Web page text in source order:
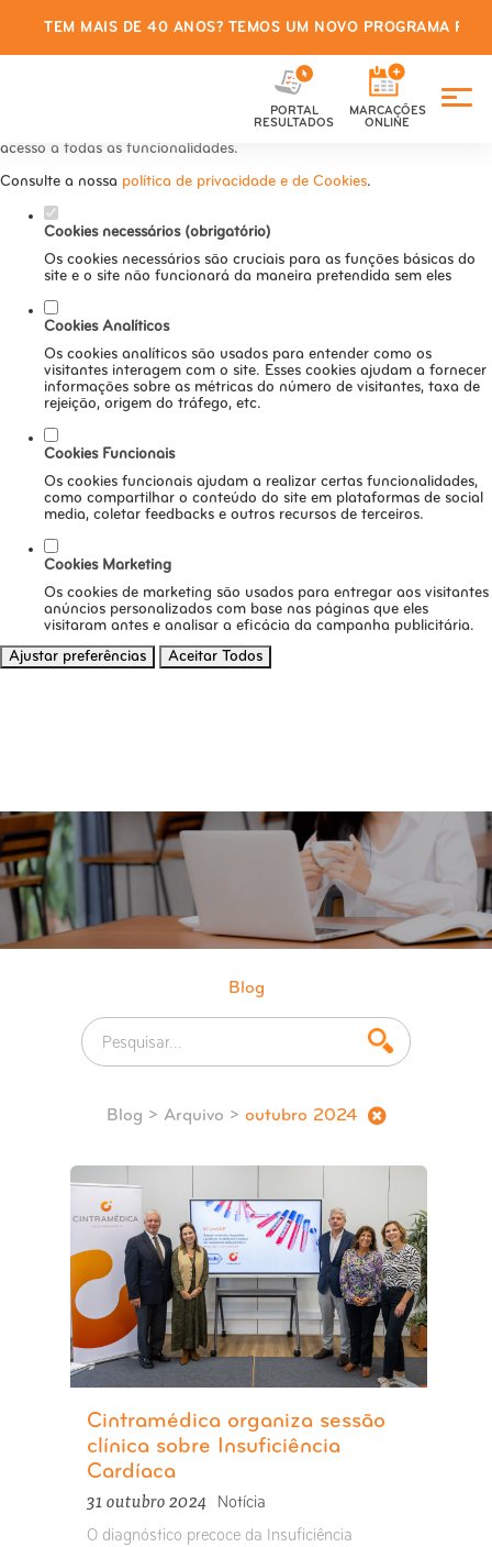
Defina as suas preferências de
cookies para este website.
Este website utiliza cookies estritamente necessários, analíticos e
acesso a todas as funcionalidades.
Consulte a nossa política de privacidade e de Cookies.
Cookies necessários (obrigatório)
Os cookies necessários são cruciais para as funções básicas do
site e o site não funcionará da maneira pretendida sem eles
Cookies Analíticos
Os cookies analíticos são usados para entender como os
visitantes interagem com o site. Esses cookies ajudam a fornecer
informações sobre as métricas do número de visitantes, taxa de
rejeição, origem do tráfego, etc.
Cookies Funcionais
Os cookies funcionais ajudam a realizar certas funcionalidades,
como compartilhar o conteúdo do site em plataformas de social
media, coletar feedbacks e outros recursos de terceiros.
Cookies Marketing
Os cookies de marketing são usados para entregar aos visitantes
anúncios personalizados com base nas páginas que eles
visitaram antes e analisar a eficácia da campanha publicitária.
Ajustar preferências
Aceitar Todos
TEM MAIS DE 40 ANOS? TEMOS UM NOVO PROGRAMA
PORTAL
RESULTADOS
MARCAÇÕES
ONLINE
Blog
Blog > Arquivo > outubro 2024
Cintramédica organiza sessão
clínica sobre Insuficiência
Cardíaca
31 outubro 2024
Notícia
O diagnóstico precoce da Insuficiência